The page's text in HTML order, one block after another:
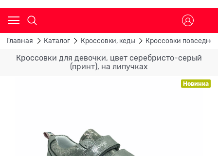
Главная Каталог Кроссовки, кеды Кроссовки
Кроссовки для девочки, цвет серебристо-серый
(принт), на липучках
Новинка